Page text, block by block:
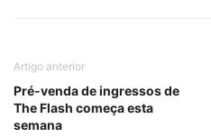
Artigo anterior
Pré-venda de ingressos de
The Flash começa esta
semana